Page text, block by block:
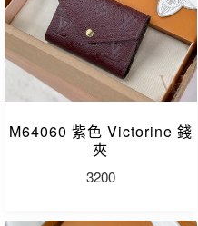
M64060 紫色 Victorine 錢
夾
3200